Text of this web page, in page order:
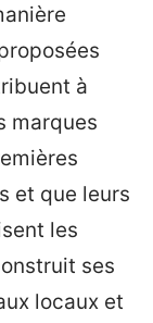
à
marques
et que leurs
les
ses
locaux et